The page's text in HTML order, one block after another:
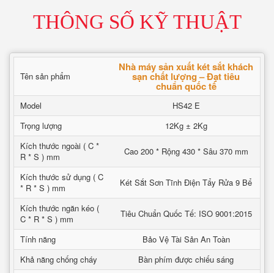
THÔNG SỐ KỸ THUẬT
Tên sản phẩm
Nhà máy sản xuất két sắt khách
sạn chất lượng – Đạt tiêu
chuẩn quốc tế
Model
HS42 E
Trọng lượng
12Kg ± 2Kg
Kích thước ngoài ( C *
R * S ) mm
Cao 200 * Rộng 430 * Sâu 370 mm
Kích thước sử dụng ( C
* R * S ) mm
Két Sắt Sơn Tĩnh Điện Tẩy Rửa 9 Bể
Kích thước ngăn kéo (
C * R * S ) mm
Tiêu Chuẩn Quốc Tế: ISO 9001:2015
Tính năng
Bảo Vệ Tài Sản An Toàn
Khả năng chống cháy
Bàn phím được chiếu sáng